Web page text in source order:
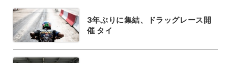
3年ぶりに集結、ドラッグレース開
催 タイ